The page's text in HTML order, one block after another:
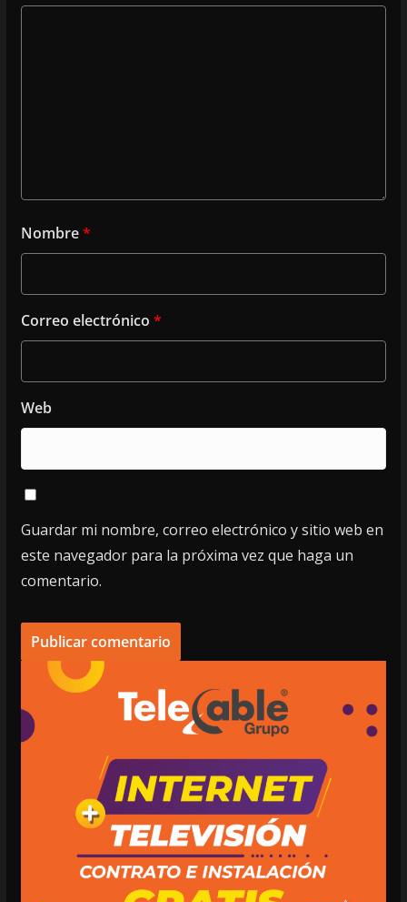
Nombre*
Correo electrónico *
Web
Guardar mi nombre, correo electrónico y sitio web en
este navegador para la próxima vez que haga un
comentario.